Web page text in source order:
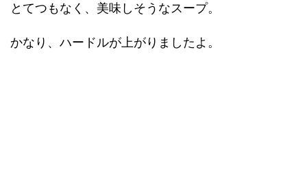
とてつもなく、美味しそうなスープ。
かなり、ハードルが上がりましたよ。